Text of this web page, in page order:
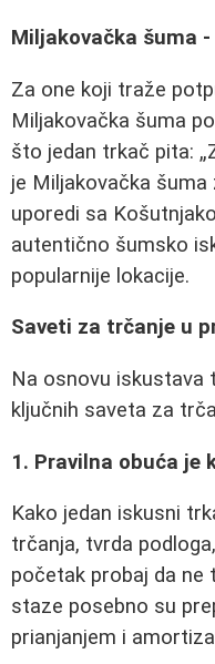
Miljakovačka šuma
Za one koji traže
Miljakovačka šuma
što jedan trkač pita:
je Miljakovačka
uporedi sa
autentično šumsko
popularnije lokacije.
Saveti za trčanje u
Na osnovu iskustava
ključnih saveta za
1. Pravilna obuća je
Kako jedan iskusni
trčanja, tvrda
početak probaj da
staze posebno su
prianjanjem i